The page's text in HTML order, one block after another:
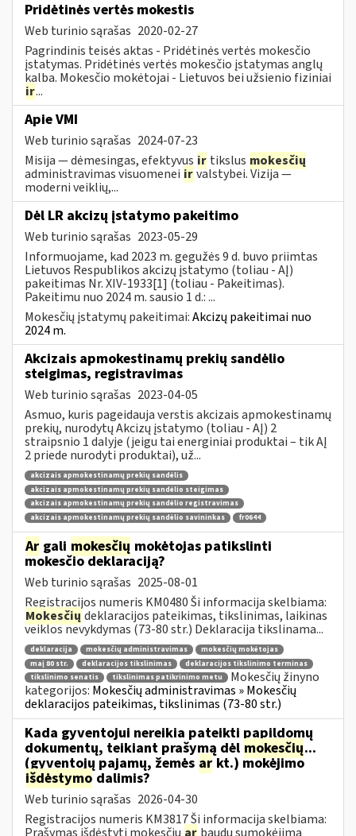
Pridėtinės vertės mokestis
Web turinio sąrašas 2020-02-27
Pagrindinis teisės aktas - Pridėtinės vertės mokesčio
įstatymas. Pridėtinės vertės mokesčio įstatymas anglų
kalba. Mokesčio mokėtojai - Lietuvos bei užsienio fiziniai
ir...
Apie VMI
Web turinio sąrašas 2024-07-23
Misija — dėmesingas, efektyvus ir tikslus mokesčių
administravimas visuomenei irvalstybei. Vizija —
moderni veiklių,...
Dėl LR akcizų įstatymo pakeitimo
Web turinio sąrašas 2023-05-29
Informuojame, kad 2023 m. gegužės 9 d. buvo priimtas
Lietuvos Respublikos akcizų įstatymo (toliau - AĮ)
pakeitimas Nr. XIV-1933[1] (toliau - Pakeitimas).
Pakeitimu nuo 2024 m. sausio 1 d.: ...
Mokesčių įstatymų pakeitimai:Akcizų pakeitimai nuo
2024 m.
Akcizais apmokestinamų prekių sandėlio
steigimas, registravimas
Web turinio sąrašas 2023-04-05
Asmuo, kuris pageidauja verstis akcizais apmokestinamų
prekių, nurodytų Akcizų įstatymo (toliau - AĮ) 2
straipsnio 1 dalyje (jeigu tai energiniai produktai – tik AĮ
2 priede nurodyti produktai), už...
akcizais apmokestinamų prekių sandėlis
akcizais apmokestinamų prekių sandėlio steigimas
akcizais apmokestinamų prekių sandėlio registravimas
akcizais apmokestinamų prekių sandėlio savininkas
fr0644
Ar gali mokesčių mokėtojas patikslinti
mokesčio deklaraciją?
Web turinio sąrašas 2025-08-01
Registracijos numeris KM0480 Ši informacija skelbiama:
Mokesčių deklaracijos pateikimas, tikslinimas, laikinas
veiklos nevykdymas (73-80 str.) Deklaracija tikslinama...
deklaracija mokesčių administravimas
mokesčių mokėtojas
maį 80 str.
deklaracijos tikslinimas
deklaracijos tikslinimo terminas
tikslinimo senatis
tikslinimas patikrinimo metu
Mokesčių žinyno
kategorijos: Mokesčių administravimas » Mokesčių
deklaracijos pateikimas, tikslinimas (73-80 str.)
Kada gyventojui nereikia pateikti papildomų
dokumentų, teikiant prašymą dėl mokesčių...
(gyventojų pajamų, žemės ar kt.) mokėjimo
išdėstymo dalimis?
Web turinio sąrašas 2026-04-30
Registracijos numeris KM3817 Ši informacija skelbiama:
Prašymas išdėstyti mokesčių ar baudų sumokėjimą